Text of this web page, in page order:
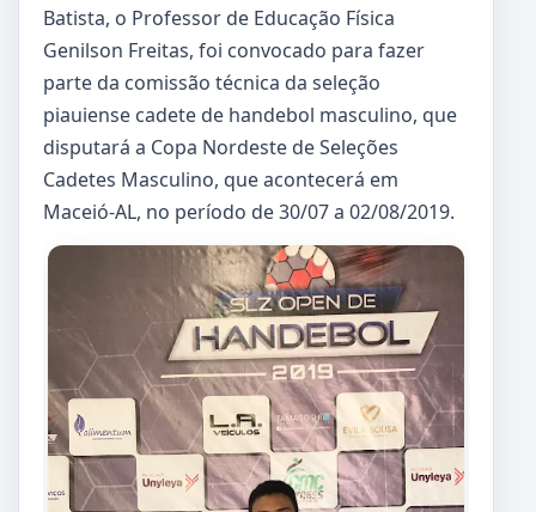
Batista, o Professor de Educação Física
Genilson Freitas, foi convocado para fazer
parte da comissão técnica da seleção
piauiense cadete de handebol masculino, que
disputará a Copa Nordeste de Seleções
Cadetes Masculino, que acontecerá em
Maceió-AL, no período de 30/07 a 02/08/2019.